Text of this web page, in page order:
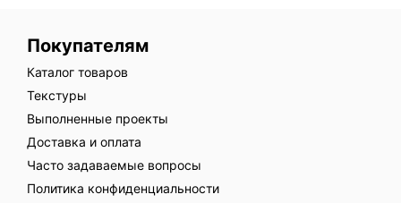
Покупателям
Каталог товаров
Текстуры
Выполненные проекты
Доставка и оплата
Часто задаваемые вопросы
Политика конфиденциальности